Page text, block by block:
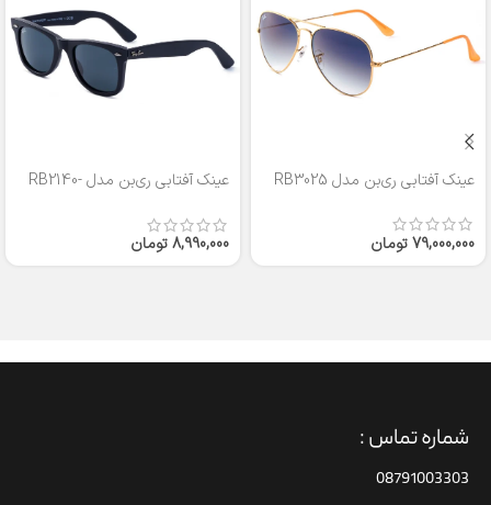
عینک آفتابی ری‌بن مدل RB3025
79,000,000تومان
عینک آفتابی ری‌بن مدل RB2140-
8,990,000تومان
شماره تماس :
08791003303